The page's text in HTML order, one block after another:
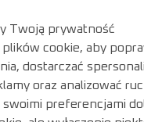
Twoją prywatność
plików cookie, aby
dostarczać
oraz analizować
swoimi preferencjami